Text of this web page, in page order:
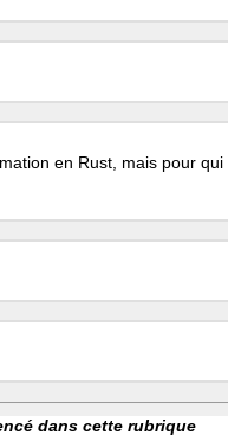
en Rust, mais pour
dans cette rubrique